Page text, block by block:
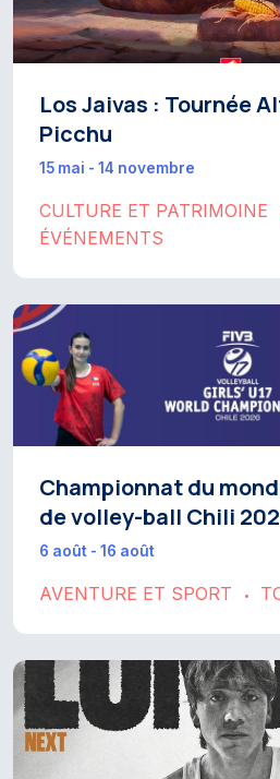
Los Jaivas : Tournée
Picchu
15 mai - 14 novembre
CULTURE ET PATRIMOINE
ÉVÉNEMENTS
Championnat du
de volley-ball Chili
6 août - 16 août
AVENTURE ET SPORT •